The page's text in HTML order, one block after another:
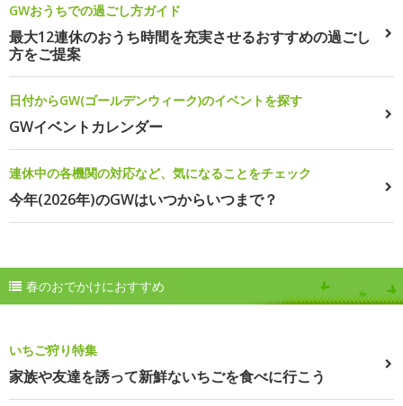
GWおうちでの過ごし方ガイド
最大12連休のおうち時間を充実させるおすすめの過ごし
方をご提案
日付からGW(ゴールデンウィーク)のイベントを探す
GWイベントカレンダー
連休中の各機関の対応など、気になることをチェック
今年(2026年)のGWはいつからいつまで？
春のおでかけにおすすめ
いちご狩り特集
家族や友達を誘って新鮮ないちごを食べに行こう